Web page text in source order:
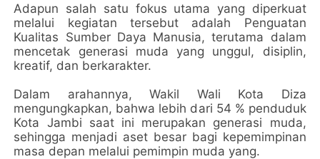
Adapun salah satu fokus utama yang diperkuat
melalui kegiatan tersebut adalah Penguatan
Kualitas Sumber Daya Manusia, terutama dalam
mencetak generasi muda yang unggul, disiplin,
kreatif, dan berkarakter.
Dalam arahannya, Wakil Wali Kota Diza
mengungkapkan, bahwa lebih dari 54 % penduduk
Kota Jambi saat ini merupakan generasi muda,
sehingga menjadi aset besar bagi kepemimpinan
masa depan melalui pemimpin muda yang.